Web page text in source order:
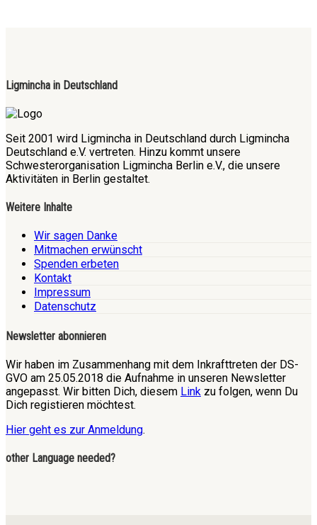
Ligmincha in Deutschland
Seit 2001 wird Ligmincha in Deutschland durch Ligmincha
Deutschland e.V. vertreten. Hinzu kommt unsere
Schwesterorganisation Ligmincha Berlin e.V., die unsere
Aktivitäten in Berlin gestaltet.
Weitere Inhalte
Wir sagen Danke
Mitmachen erwünscht
Spenden erbeten
Kontakt
Impressum
Datenschutz
Newsletter abonnieren
Wir haben im Zusammenhang mit dem Inkrafttreten der DS-
GVO am 25.05.2018 die Aufnahme in unseren Newsletter
angepasst. Wir bitten Dich, diesem Link zu folgen, wenn Du
Dich registieren möchtest.
Hier geht es zur Anmeldung.
other Language needed?